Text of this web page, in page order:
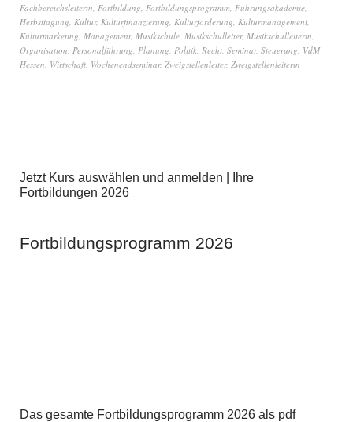
Fachbereichsleiterin, Fortbildung, Fortbildungsprogramm, Führungsakademie,
Herbsttagung, Kultur, Kulturfinanzierung, Kulturförderung, Kulturmanagement,
Kulturmarketing, Management, Musikschule, Musikschulleiter, Musikschulleiterin,
Organisation, Personalführung, Planung, Politik, Recht, Seminar, Steuerung, VdM
Hessen, Wirtschaft, Wochenendseminar, Zweigstellenleiter, Zweigstellenleiterin
Jetzt Kurs auswählen und anmelden | Ihre
Fortbildungen 2026
Fortbildungsprogramm 2026
Das gesamte Fortbildungsprogramm 2026 als pdf